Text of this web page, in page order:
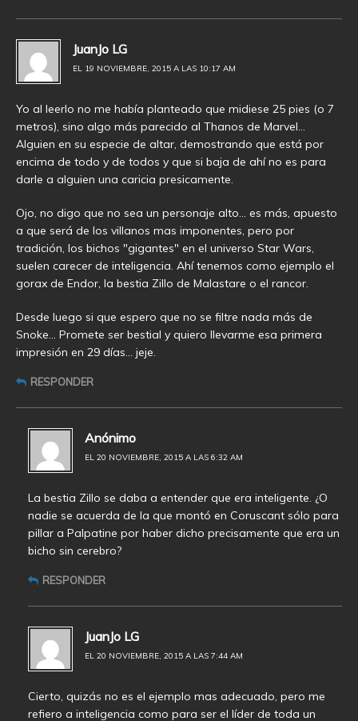
JuanJo LG
EL 19 NOVIEMBRE, 2015 A LAS 10:17 AM
Yo al leerlo no me había planteado que midiese 25 pies (o 7
metros), sino algo más parecido al Thanos de Marvel…
Alguien en su especie de altar, demostrando que está por
encima de todo y de todos y que si baja de ahí no es para
darle a alguien una caricia presicamente.
Ojo, no digo que no sea un personaje alto… es más, apuesto
a que será de los villanos mas imponentes, pero por
tradición, los bichos "gigantes" en el universo Star Wars,
suelen carecer de inteligencia. Ahí tenemos como ejemplo el
gorax de Endor, la bestia Zillo de Malastare o el rancor.
Desde luego si que espero que no se filtre nada más de
Snoke… Promete ser bestial y quiero llevarme esa primera
impresión en 29 días… jeje.
RESPONDER
Anónimo
EL 20 NOVIEMBRE, 2015 A LAS 6:32 AM
La bestia Zillo se daba a entender que era inteligente. ¿O
nadie se acuerda de la que montó en Coruscant sólo para
pillar a Palpatine por haber dicho precisamente que era un
bicho sin cerebro?
RESPONDER
JuanJo LG
EL 20 NOVIEMBRE, 2015 A LAS 7:44 AM
Cierto, quizás no es el ejemplo mas adecuado, pero me
refiero a inteligencia como para ser el líder de toda un